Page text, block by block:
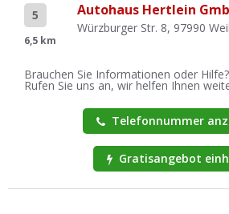
5
6,5 km
Autohaus Hertlein
Würzburger Str. 8, 97990
Brauchen Sie Informationen oder Hilfe?
Rufen Sie uns an, wir helfen Ihnen
Telefonnummer
Gratisangebot